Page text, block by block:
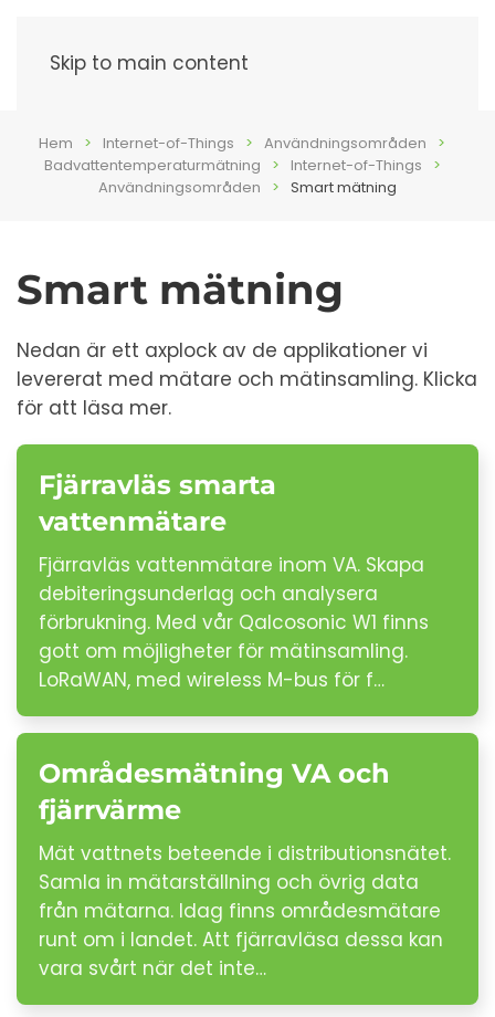
Skip to main content
Hem Internet-of-Things
Användningsområden
Badvattentemperaturmätning
Internet-of-Things
Användningsområden
Smart mätning
Smart mätning
Nedan är ett axplock av de applikationer vi
levererat med mätare och mätinsamling. Klicka
för att läsa mer.
Fjärravläs smarta
vattenmätare
Fjärravläs vattenmätare inom VA. Skapa
debiteringsunderlag och analysera
förbrukning. Med vår Qalcosonic W1 finns
gott om möjligheter för mätinsamling.
LoRaWAN, med wireless M-bus för f…
Områdesmätning VA och
fjärrvärme
Mät vattnets beteende i distributionsnätet.
Samla in mätarställning och övrig data
från mätarna. Idag finns områdesmätare
runt om i landet. Att fjärravläsa dessa kan
vara svårt när det inte…